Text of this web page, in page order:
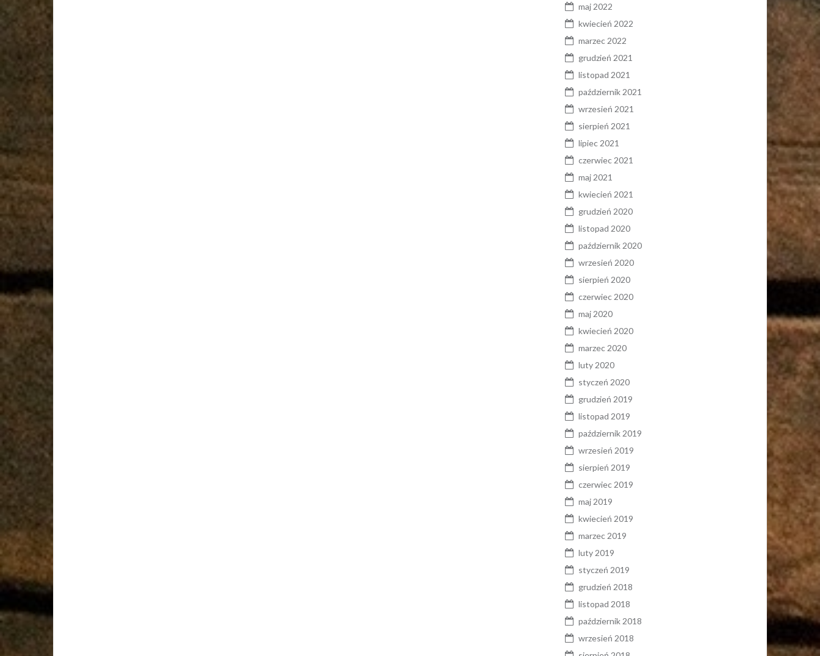
maj 2022
kwiecień 2022
marzec 2022
grudzień 2021
listopad 2021
październik 2021
wrzesień 2021
sierpień 2021
lipiec 2021
czerwiec 2021
maj 2021
kwiecień 2021
grudzień 2020
listopad 2020
październik 2020
wrzesień 2020
sierpień 2020
czerwiec 2020
maj 2020
kwiecień 2020
marzec 2020
luty 2020
styczeń 2020
grudzień 2019
listopad 2019
październik 2019
wrzesień 2019
sierpień 2019
czerwiec 2019
maj 2019
kwiecień 2019
marzec 2019
luty 2019
styczeń 2019
grudzień 2018
listopad 2018
październik 2018
wrzesień 2018